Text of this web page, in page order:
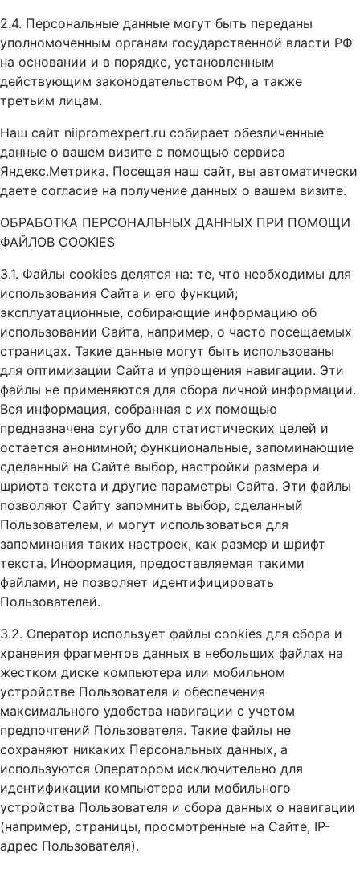
2.4. Персональные данные могут быть переданы
уполномоченным органам государственной власти РФ
на основании и в порядке, установленным
действующим законодательством РФ, а также
третьим лицам.
Наш сайт niipromexpert.ru собирает обезличенные
данные о вашем визите с помощью сервиса
Яндекс.Метрика. Посещая наш сайт, вы автоматически
даете согласие на получение данных о вашем визите.
ОБРАБОТКА ПЕРСОНАЛЬНЫХ ДАННЫХ ПРИ ПОМОЩИ
ФАЙЛОВ COOKIES
3.1. Файлы сookies делятся на: те, что необходимы для
использования Сайта и его функций;
эксплуатационные, собирающие информацию об
использовании Сайта, например, о часто посещаемых
страницах. Такие данные могут быть использованы
для оптимизации Сайта и упрощения навигации. Эти
файлы не применяются для сбора личной информации.
Вся информация, собранная с их помощью
предназначена сугубо для статистических целей и
остается анонимной; функциональные, запоминающие
сделанный на Сайте выбор, настройки размера и
шрифта текста и другие параметры Сайта. Эти файлы
позволяют Сайту запомнить выбор, сделанный
Пользователем, и могут использоваться для
запоминания таких настроек, как размер и шрифт
текста. Информация, предоставляемая такими
файлами, не позволяет идентифицировать
Пользователей.
3.2. Оператор использует файлы cookies для сбора и
хранения фрагментов данных в небольших файлах на
жестком диске компьютера или мобильном
устройстве Пользователя и обеспечения
максимального удобства навигации с учетом
предпочтений Пользователя. Такие файлы не
сохраняют никаких Персональных данных, а
используются Оператором исключительно для
идентификации компьютера или мобильного
устройства Пользователя и сбора данных о навигации
(например, страницы, просмотренные на Сайте, IP-
адрес Пользователя).